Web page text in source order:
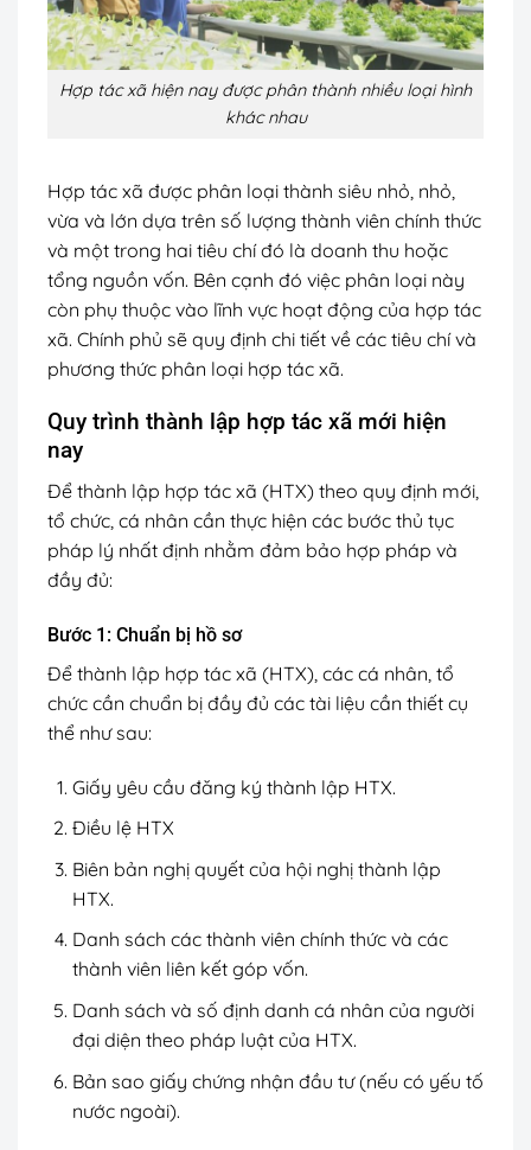
Hợp tác xã hiện nay được phân thành nhiều loại hình
khác nhau
Hợp tác xã được phân loại thành siêu nhỏ, nhỏ,
vừa và lớn dựa trên số lượng thành viên chính thức
và một trong hai tiêu chí đó là doanh thu hoặc
tổng nguồn vốn. Bên cạnh đó việc phân loại này
còn phụ thuộc vào lĩnh vực hoạt động của hợp tác
xã. Chính phủ sẽ quy định chi tiết về các tiêu chí và
phương thức phân loại hợp tác xã.
Quy trình thành lập hợp tác xã mới hiện
nay
Để thành lập hợp tác xã (HTX) theo quy định mới,
tổ chức, cá nhân cần thực hiện các bước thủ tục
pháp lý nhất định nhằm đảm bảo hợp pháp và
đầy đủ:
Bước 1: Chuẩn bị hồ sơ
Để thành lập hợp tác xã (HTX), các cá nhân, tổ
chức cần chuẩn bị đầy đủ các tài liệu cần thiết cụ
thể như sau:
Giấy yêu cầu đăng ký thành lập HTX.
Điều lệ HTX
Biên bản nghị quyết của hội nghị thành lập
HTX.
Danh sách các thành viên chính thức và các
thành viên liên kết góp vốn.
Danh sách và số định danh cá nhân của người
đại diện theo pháp luật của HTX.
Bản sao giấy chứng nhận đầu tư (nếu có yếu tố
nước ngoài).